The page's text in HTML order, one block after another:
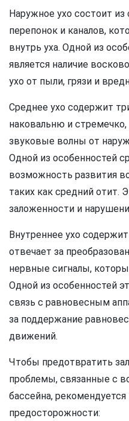
Наружное ухо состоит
перепонок и каналов,
внутрь уха. Одной из
является наличие
ухо от пыли, грязи и
Среднее ухо содержит
наковальню и
звуковые волны от
Одной из особенностей
возможность развития
таких как средний отит.
заложенности и
Внутреннее ухо
отвечает за
нервные сигналы,
Одной из особенностей
связь с равновесным
за поддержание
движений.
Чтобы предотвратить
проблемы, связанные с
бассейна,
предосторожности: